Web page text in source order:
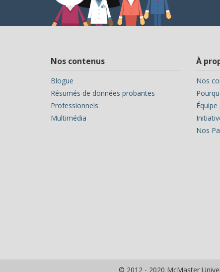
Nos contenus
Blogue
Résumés de données probantes
Professionnels
Multimédia
À
Nos
Nos
© 2012 - 2020 McMaster